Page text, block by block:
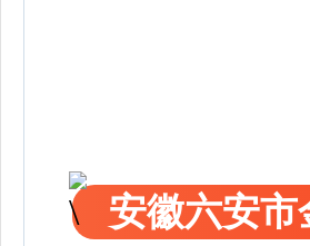
安徽六安